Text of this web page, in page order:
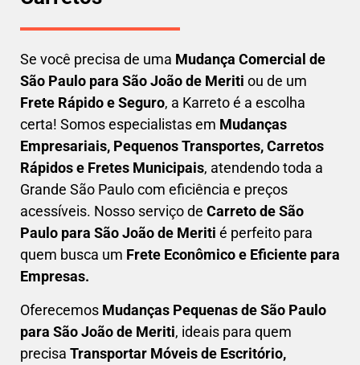
Se você precisa de uma Mudança Comercial de
São Paulo para São João de Meriti ou de um
Frete Rápido e Seguro, a Karreto é a escolha
certa! Somos especialistas em Mudanças
Empresariais, Pequenos Transportes, Carretos
Rápidos e Fretes Municipais, atendendo toda a
Grande São Paulo com eficiência e preços
acessíveis. Nosso serviço de Carretode São
Paulo para São João de Meriti é perfeito para
quem busca um Frete Econômico e Eficiente para
Empresas.
Oferecemos Mudanças Pequenasde São Paulo
para São João de Meriti, ideais para quem
precisa Transportar Móveis de Escritório,